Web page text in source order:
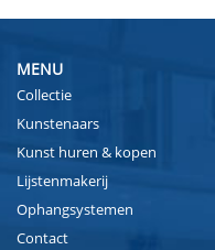
MENU
Collectie
Kunstenaars
Kunst huren & kopen
Lijstenmakerij
Ophangsystemen
Contact